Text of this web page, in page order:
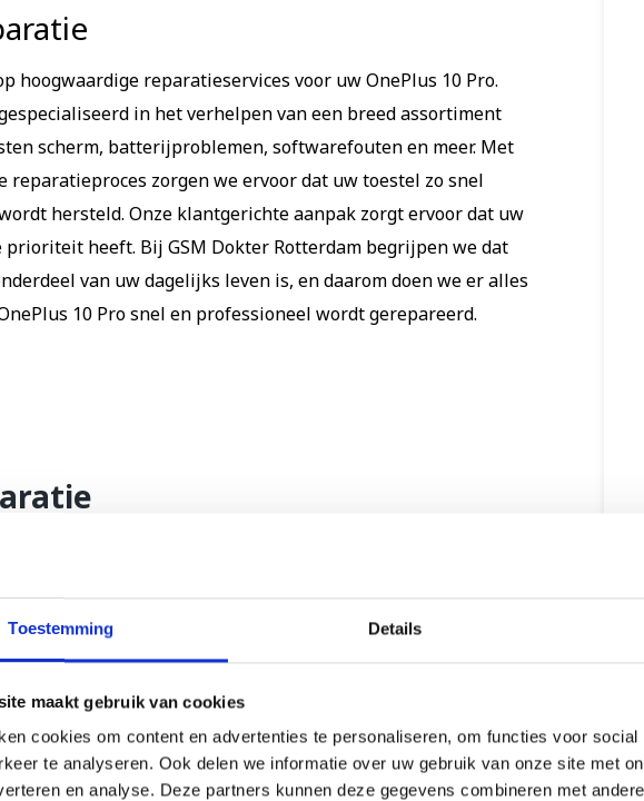
Toestemming Details
maakt gebruik van cookies
cookies om content en advertenties te personaliseren, om functies voor social
te analyseren. Ook delen we informatie over uw gebruik van onze site met
en analyse. Deze partners kunnen deze gegevens combineren met
hoogwaardige reparatieservices voor uw OnePlus 10 Pro.
in het verhelpen van een breed assortiment
scherm, batterijproblemen, softwarefouten en meer. Met
reparatieproces zorgen we ervoor dat uw toestel zo snel
hersteld. Onze klantgerichte aanpak zorgt ervoor dat uw
heeft. Bij GSM Dokter Rotterdam begrijpen we dat
van uw dagelijks leven is, en daarom doen we er alles
10 Pro snel en professioneel wordt gerepareerd.